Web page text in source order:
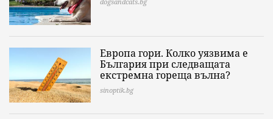
Европа гори. Колко уязвима е
България при следващата
екстремна гореща вълна?
sinoptik.bg